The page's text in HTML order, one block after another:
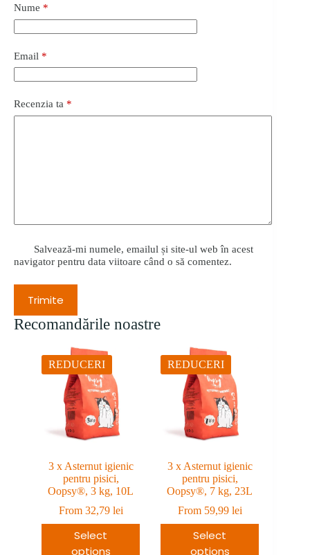
Nume *
Email *
Recenzia ta *
Salvează-mi numele, emailul și site-ul web în acest
navigator pentru data viitoare când o să comentez.
Trimite
Recomandările noastre
REDUCERI
3 x Asternut igienic
pentru pisici,
Oopsy®, 3 kg, 10L
From 32,79 lei
Select
options
REDUCERI
3 x Asternut igienic
pentru pisici,
Oopsy®, 7 kg, 23L
From 59,99 lei
Select
options